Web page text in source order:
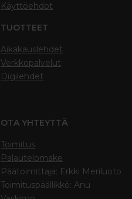
Käyttöehdot
TUOTTEET
Aikakauslehdet
Verkkopalvelut
Digilehdet
OTA YHTEYTTÄ
Toimitus
Palautelomake
Päätoimittaja: Erkki Meriluoto
Toimituspäällikkö: Anu